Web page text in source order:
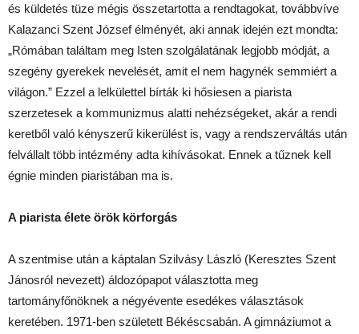
és küldetés tüze mégis összetartotta a rendtagokat, továbbvíve
Kalazanci Szent József élményét, aki annak idején ezt mondta:
„Rómában találtam meg Isten szolgálatának legjobb módját, a
szegény gyerekek nevelését, amit el nem hagynék semmiért a
világon.” Ezzel a lelkülettel bírták ki hősiesen a piarista
szerzetesek a kommunizmus alatti nehézségeket, akár a rendi
keretből való kényszerű kikerülést is, vagy a rendszerváltás után
felvállalt több intézmény adta kihívásokat. Ennek a tűznek kell
égnie minden piaristában ma is.
A piarista élete örök körforgás
A szentmise után a káptalan Szilvásy László (Keresztes Szent
Jánosról nevezett) áldozópapot választotta meg
tartományfőnöknek a négyévente esedékes választások
keretében. 1971-ben született Békéscsabán. A gimnáziumot a